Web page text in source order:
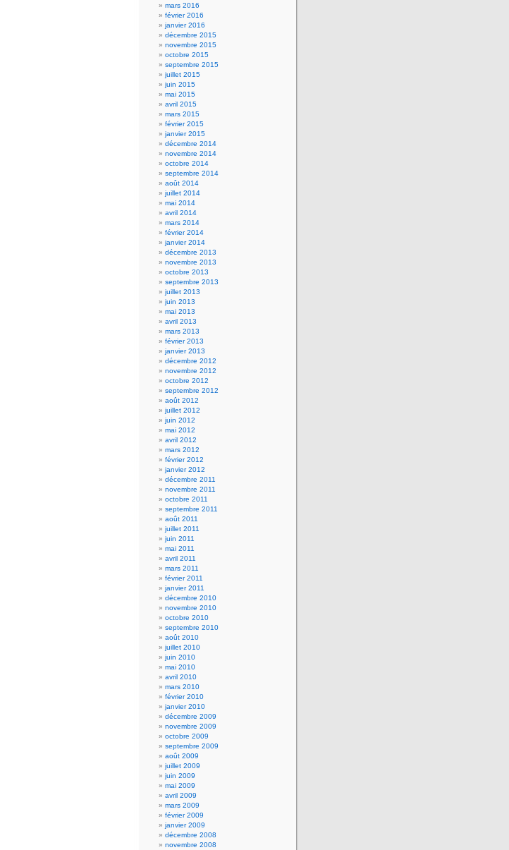
mars 2016
février 2016
janvier 2016
décembre 2015
novembre 2015
octobre 2015
septembre 2015
juillet 2015
juin 2015
mai 2015
avril 2015
mars 2015
février 2015
janvier 2015
décembre 2014
novembre 2014
octobre 2014
septembre 2014
août 2014
juillet 2014
mai 2014
avril 2014
mars 2014
février 2014
janvier 2014
décembre 2013
novembre 2013
octobre 2013
septembre 2013
juillet 2013
juin 2013
mai 2013
avril 2013
mars 2013
février 2013
janvier 2013
décembre 2012
novembre 2012
octobre 2012
septembre 2012
août 2012
juillet 2012
juin 2012
mai 2012
avril 2012
mars 2012
février 2012
janvier 2012
décembre 2011
novembre 2011
octobre 2011
septembre 2011
août 2011
juillet 2011
juin 2011
mai 2011
avril 2011
mars 2011
février 2011
janvier 2011
décembre 2010
novembre 2010
octobre 2010
septembre 2010
août 2010
juillet 2010
juin 2010
mai 2010
avril 2010
mars 2010
février 2010
janvier 2010
décembre 2009
novembre 2009
octobre 2009
septembre 2009
août 2009
juillet 2009
juin 2009
mai 2009
avril 2009
mars 2009
février 2009
janvier 2009
décembre 2008
novembre 2008